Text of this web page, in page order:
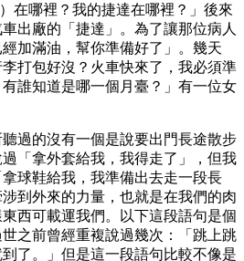
在哪裡？我的捷達在哪裡？」後來
出廠的「捷達」。為了讓那位病人
加滿油，幫你準備好了」。幾天
打包好沒？火車快來了，我必須準
誰知道是哪一個月臺？」有一位女
過的沒有一個是說要出門長途散步
「拿外套給我，我得走了」，但我
球鞋給我，我準備出去走一段長
到外來的力量，也就是在我們的肉
西可載運我們。以下這段語句是個
之前曾經重複說過幾次：「跳上跳
了。」但是這一段語句比較不像是